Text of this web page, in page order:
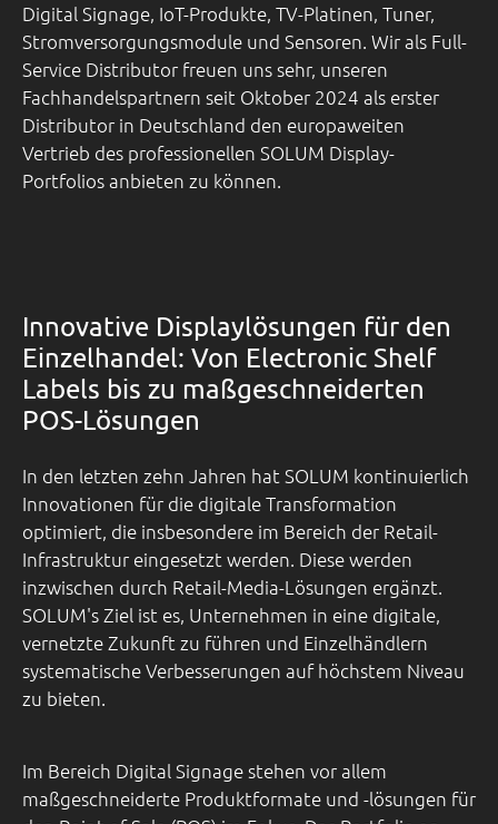
Digital Signage, IoT-Produkte, TV-Platinen, Tuner,
Stromversorgungsmodule und Sensoren. Wir als Full-
Service Distributor freuen uns sehr, unseren
Fachhandelspartnern seit Oktober 2024 als erster
Distributor in Deutschland den europaweiten
Vertrieb des professionellen SOLUM Display-
Portfolios anbieten zu können.
Innovative Displaylösungen für den
Einzelhandel: Von Electronic Shelf
Labels bis zu maßgeschneiderten
POS-Lösungen
In den letzten zehn Jahren hat SOLUM kontinuierlich
Innovationen für die digitale Transformation
optimiert, die insbesondere im Bereich der Retail-
Infrastruktur eingesetzt werden. Diese werden
inzwischen durch Retail-Media-Lösungen ergänzt.
SOLUM's Ziel ist es, Unternehmen in eine digitale,
vernetzte Zukunft zu führen und Einzelhändlern
systematische Verbesserungen auf höchstem Niveau
zu bieten.
Im Bereich Digital Signage stehen vor allem
maßgeschneiderte Produktformate und -lösungen für